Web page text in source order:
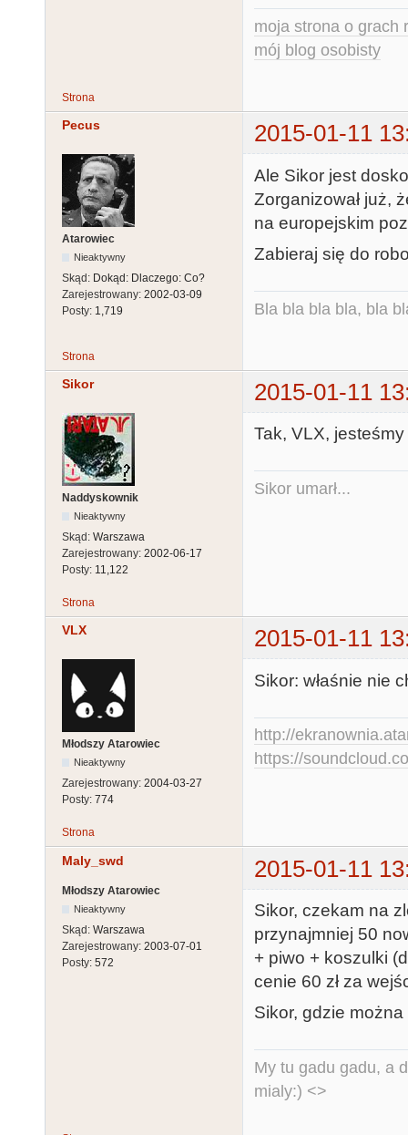
moja strona o grach
mój blog osobisty
Strona
Pecus 2015-01-11
Atarowiec
Nieaktywny
Skąd: Dokąd: Dlaczego: Co?
Zarejestrowany: 2002-03-09
Posty: 1,719
Ale Sikor jest
Zorganizował już,
na europejskim
Zabieraj się do
Bla bla bla bla, bla
Strona
Sikor 2015-01-11
Naddyskownik
Nieaktywny
Skąd: Warszawa
Zarejestrowany: 2002-06-17
Posty: 11,122
Tak, VLX,
Sikor umarł...
Strona
VLX 2015-01-11
Młodszy Atarowiec
Nieaktywny
Zarejestrowany: 2004-03-27
Posty: 774
Sikor: właśnie nie
http://
https://
Strona
Maly_swd 2015-01-11
Młodszy Atarowiec
Nieaktywny
Skąd: Warszawa
Zarejestrowany: 2003-07-01
Posty: 572
Sikor, czekam na
przynajmniej 50
+ piwo + koszulki
cenie 60 zł za
Sikor, gdzie
My tu gadu gadu, a
mialy:) <>